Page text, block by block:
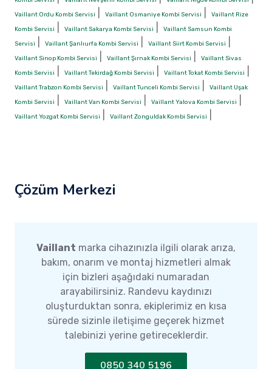
Vaillant Ordu Kombi Servisi Vaillant Osmaniye Kombi Servisi
Vaillant Rize
Kombi Servisi
Vaillant Sakarya Kombi Servisi
Vaillant Samsun Kombi
Servisi
Vaillant Şanlıurfa Kombi Servisi Vaillant Siirt Kombi Servisi
Vaillant Sinop Kombi Servisi Vaillant Şırnak Kombi Servisi
Vaillant Sivas
Kombi Servisi
Vaillant Tekirdağ Kombi Servisi Vaillant Tokat Kombi Servisi
Vaillant Trabzon Kombi Servisi Vaillant Tunceli Kombi Servisi
Vaillant Uşak
Kombi Servisi
Vaillant Van Kombi Servisi Vaillant Yalova Kombi Servisi
Vaillant Yozgat Kombi Servisi Vaillant Zonguldak Kombi Servisi
Çözüm Merkezi
Vaillant marka cihazınızla ilgili olarak arıza,
bakım, onarım ve montaj hizmetleri almak
için bizleri aşağıdaki numaradan
arayabilirsiniz. Randevu kaydınızı
oluşturduktan sonra, ekiplerimiz en kısa
sürede sizinle iletişime geçerek hizmet
talebinizi yerine getireceklerdir.
0850 340 5196